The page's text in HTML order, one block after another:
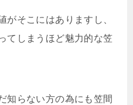
がそこにはありますし、
てしまうほど魅力的な笠
知らない方の為にも笠間